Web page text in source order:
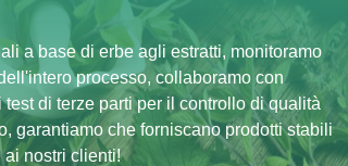
a base di erbe agli estratti, monitoramo
processo, collaboramo con
test di terze parti per il controllo di qualità
garantiamo che forniscano prodotti stabili
ai nostri clienti!